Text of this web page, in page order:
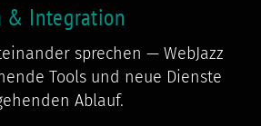
& Integration
sprechen — WebJazz
Tools und neue Dienste
Ablauf.